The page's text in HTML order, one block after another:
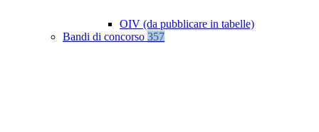
OIV (da pubblicare in tabelle)
Bandi di concorso 357